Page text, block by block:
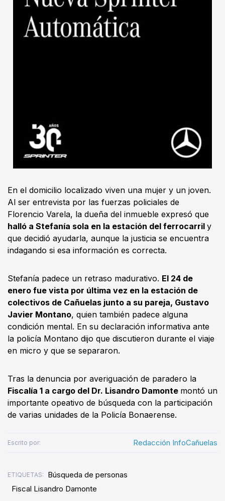
En el domicilio localizado viven una mujer y un joven.
Al ser entrevista por las fuerzas policiales de
Florencio Varela, la dueña del inmueble expresó que
halló a Stefanía sola en la estación del ferrocarril y
que decidió ayudarla, aunque la justicia se encuentra
indagando si esa información es correcta.
Stefanía padece un retraso madurativo. El 24 de
enero fue vista por última vez en la estación de
colectivos de Cañuelas junto a su pareja, Gustavo
Javier Montano, quien también padece alguna
condición mental. En su declaración informativa ante
la policía Montano dijo que discutieron durante el viaje
en micro y que se separaron.
Tras la denuncia por averiguación de paradero la
Fiscalía 1 a cargo del Dr. Lisandro Damonte montó un
importante opeativo de búsqueda con la participación
de varias unidades de la Policía Bonaerense.
Escrito por: Redacción InfoCañuelas
ETIQUETAS:
Búsqueda de personas
Fiscal Lisandro Damonte